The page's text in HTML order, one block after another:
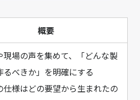
概要
現場の声を集めて、「どんな製
るべきか」を明確にする
仕様はどの要望から生まれたの